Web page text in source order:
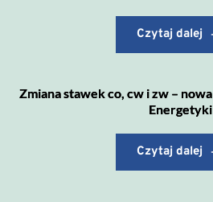
Czytaj dalej
Zmiana stawek co, cw i zw –
Energetyki
Czytaj dalej